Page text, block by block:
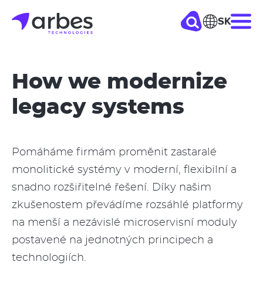
SK
How we modernize
legacy systems
Pomáháme firmám proměnit zastaralé
monolitické systémy v moderní, flexibilní a
snadno rozšiřitelné řešení. Díky našim
zkušenostem převádíme rozsáhlé platformy
na menší a nezávislé microservisní moduly
postavené na jednotných principech a
technologiích.